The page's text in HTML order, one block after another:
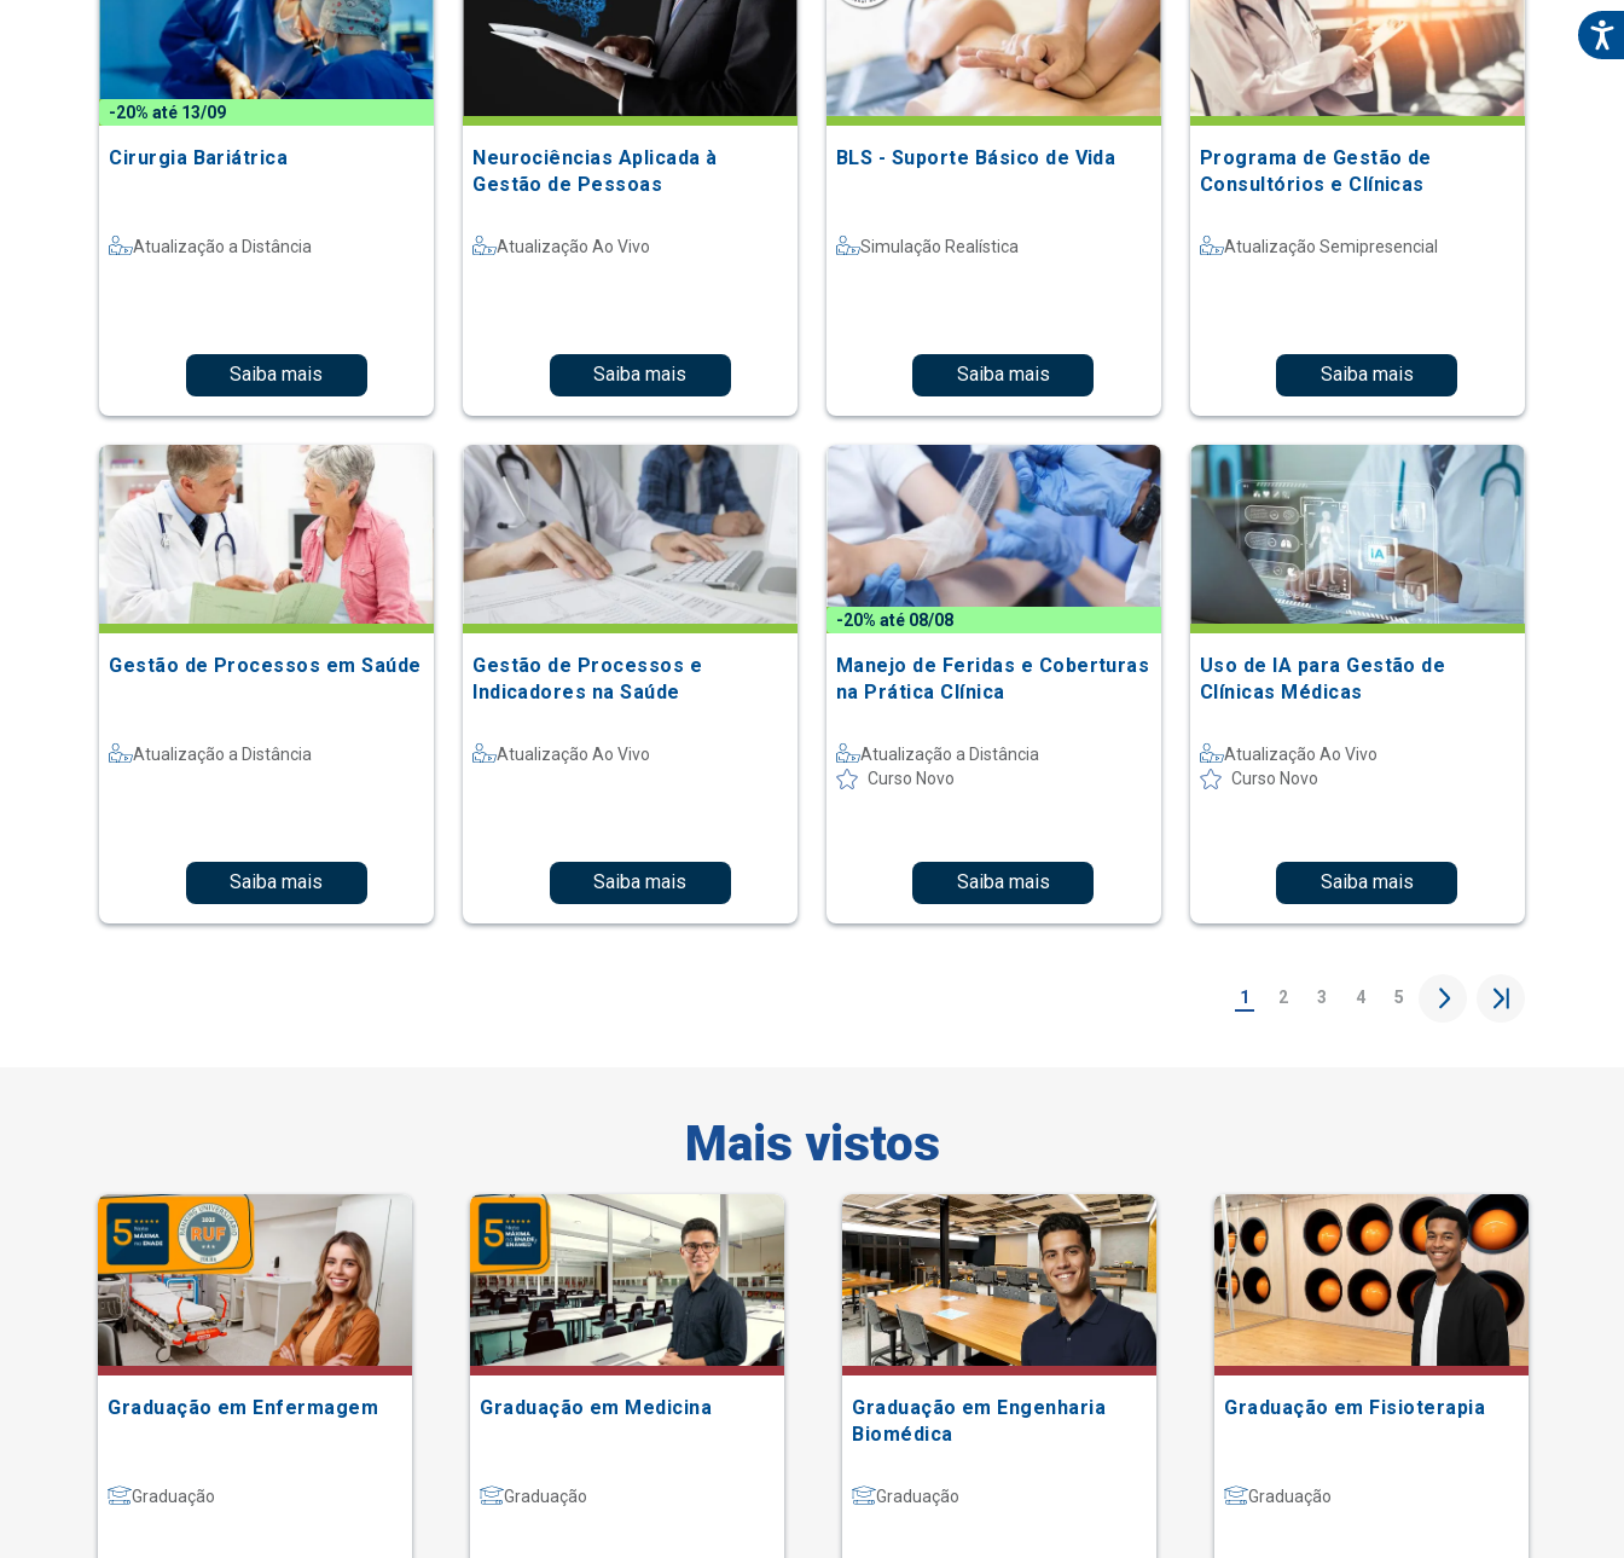
-20% até 13/09
Cirurgia Bariátrica
Atualização a Distância
Saiba mais
Neurociências Aplicada à
Gestão de Pessoas
Atualização Ao Vivo
Saiba mais
BLS - Suporte Básico de Vida
Simulação Realística
Saiba mais
Programa de Gestão de
Consultórios e Clínicas
Atualização Semipresencial
Saiba mais
Gestão de Processos em Saúde
Atualização a Distância
Saiba mais
Gestão de Processos e
Indicadores na Saúde
Atualização Ao Vivo
Saiba mais
-20% até 08/08
Manejo de Feridas e Coberturas
na Prática Clínica
Atualização a Distância
Curso Novo
Saiba mais
Uso de IA para Gestão de
Clínicas Médicas
Atualização Ao Vivo
Curso Novo
Saiba mais
1 2 3 4 5
Mais vistos
Graduação em Enfermagem
Graduação
Graduação em Medicina
Graduação
Graduação em Engenharia
Biomédica
Graduação
Graduação em Fisioterapia
Graduação